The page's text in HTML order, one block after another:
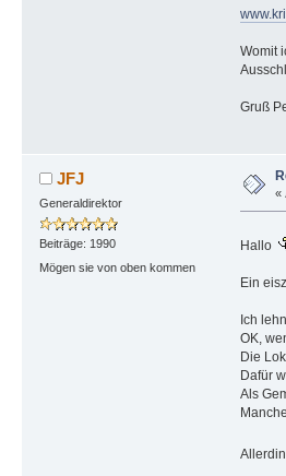
Womit
Gruß
JFJ
Generaldirektor
Beiträge: 1990
Mögen sie von oben kommen
«
Hallo
Ein
Ich
OK,
Die
Dafür
Als